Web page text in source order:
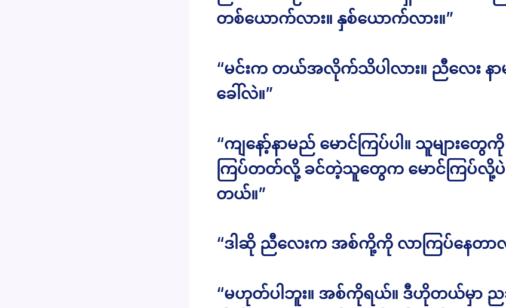
တစ်ယောက်လား။ နှစ်ယောက်လား။”
“မင်းက တယ်အလိုက်သိပါလား။ ညီလေး
ခေါ်လဲ။”
“ကျနော့်နာမည် မောင်ကြပ်ပါ။ သူများတွေ
ကြပ်တတ်လို့ ခင်တဲ့သူတွေက မောင်ကြပ်လို့ပဲ ခ
တယ်။”
“ဒါဆို ညီလေးက အစ်ကို့ကို လာကြပ်နေတာလ
“မဟုတ်ပါဘူး။ အစ်ကိုရယ်။ ဒီဟိုတယ်မှာ